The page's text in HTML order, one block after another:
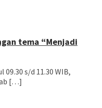
tema “Menjadi
09.30 s/d 11.30 WIB,
[…]